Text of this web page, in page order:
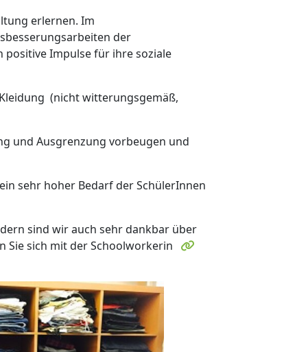
erlernen. Im
der
positive Impulse für ihre soziale
(nicht witterungsgemäß,
und Ausgrenzung vorbeugen und
sehr hoher Bedarf der SchülerInnen
sind wir auch sehr dankbar über
Sie sich mit der Schoolworkerin